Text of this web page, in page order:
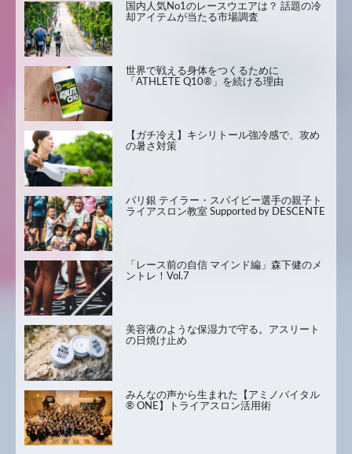
国内人気No1のレースウエアは？ 話題の冷
却アイテムが当たる市場調査
世界で戦える身体をつくるために
「ATHLETE Q10®」を続ける理由
【ガチ冷え】キシリトール強冷感で、攻め
の暑さ対策
パリ銀 テイラー・スパイビー選手の親子ト
ライアスロン教室 Supported by DESCENTE
「レース前の自信 マインド編」森下健のメ
ントレ！Vol.7
美容液のような保湿力で守る。アスリート
の日焼け止め
みんなの声から生まれた【アミノバイタル
® ONE】トライアスロン活用術